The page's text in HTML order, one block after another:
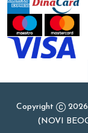
Copyright
(NOVI